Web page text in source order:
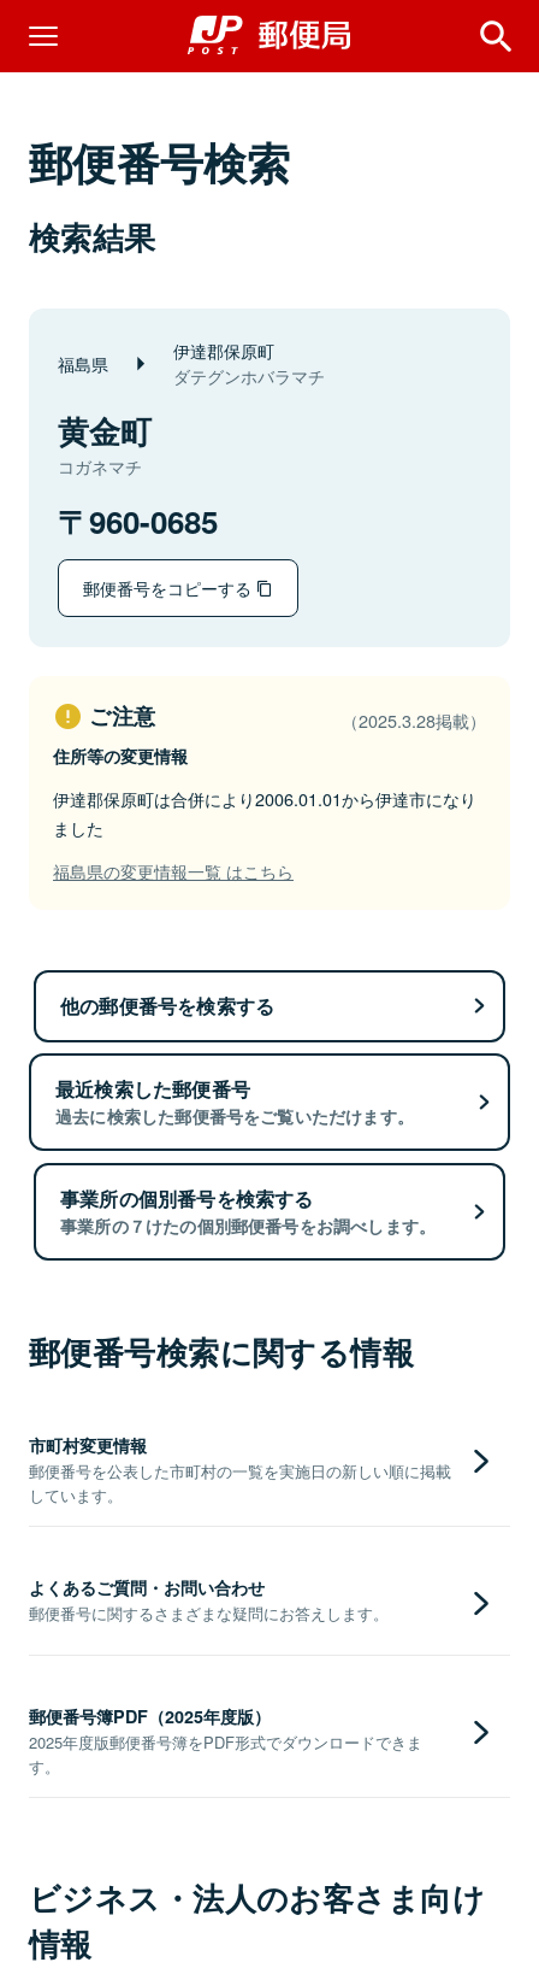
郵便番号検索
検索結果
福島県 伊達郡保原町
ダテグンホバラマチ
黄金町
コガネマチ
960-0685
郵便番号をコピーする
ご注意 （2025.3.28掲載）
住所等の変更情報
伊達郡保原町は合併により2006.01.01から伊達市になり
ました
福島県の変更情報一覧 はこちら
他の郵便番号を検索する
最近検索した郵便番号
過去に検索した郵便番号をご覧いただけます。
事業所の個別番号を検索する
事業所の７けたの個別郵便番号をお調べします。
郵便番号検索に関する情報
市町村変更情報
郵便番号を公表した市町村の一覧を実施日の新しい順に掲載
しています。
よくあるご質問・お問い合わせ
郵便番号に関するさまざまな疑問にお答えします。
郵便番号簿PDF（2025年度版）
2025年度版郵便番号簿をPDF形式でダウンロードできま
す。
ビジネス・法人のお客さま向け
情報